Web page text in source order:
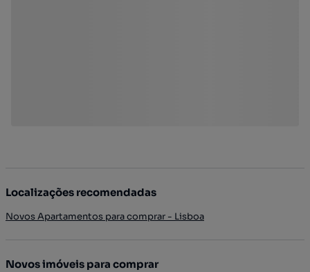
Localizações recomendadas
Novos Apartamentos para comprar - Lisboa
Novos imóveis para comprar